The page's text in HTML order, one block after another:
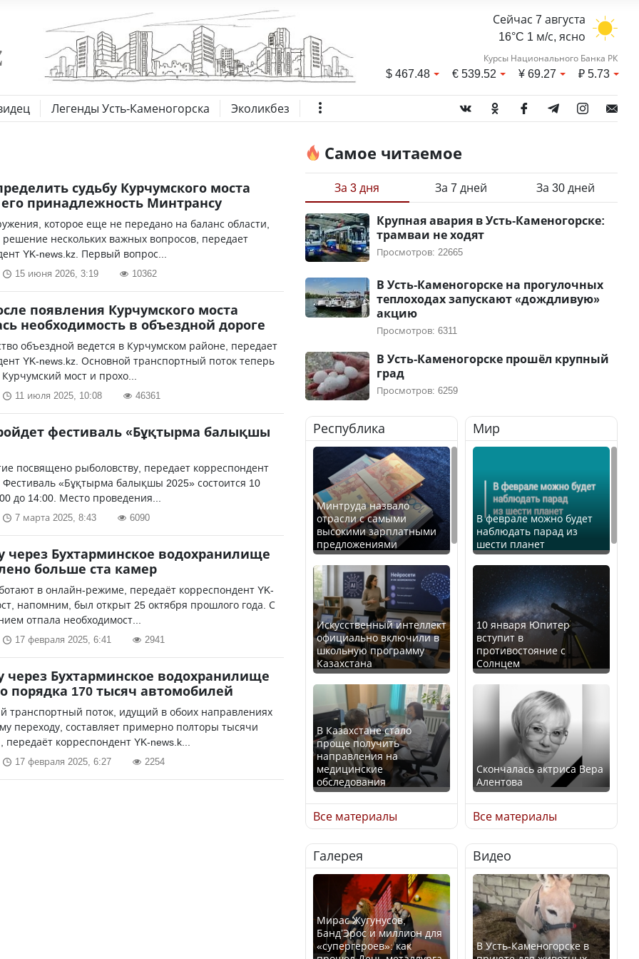
Сейчас 7 августа
16°C 1 м/с, ясно
Курсы Национального Банка РК
$467.48 €539.52 ¥69.27 ₽5.73
Легенды Усть-Каменогорска Эколикбез
судьбу Курчумского моста
принадлежность Минтрансу
которое еще не передано на баланс области,
решение нескольких важных вопросов, передает
YK-news.kz. Первый вопрос...
15 июня 2026, 3:19 10362
появления Курчумского моста
необходимость в объездной дороге
объездной ведется в Курчумском районе, передает
YK-news.kz. Основной транспортный поток теперь
мост и прохо...
11 июля 2025, 10:08 46361
фестиваль «Бұқтырма балықшы
посвящено рыболовству, передает корреспондент
Фестиваль «Бұқтырма балықшы 2025» состоится 10
до 14:00. Место проведения...
7 марта 2025, 8:43 6090
через Бухтарминское водохранилище
больше ста камер
в онлайн-режиме, передаёт корреспондент YK-
напомним, был открыт 25 октября прошлого года. С
отпала необходимост...
17 февраля 2025, 6:41 2941
через Бухтарминское водохранилище
порядка 170 тысяч автомобилей
транспортный поток, идущий в обоих направлениях
переходу, составляет примерно полторы тысячи
корреспондент YK-news.k...
17 февраля 2025, 6:27 2254
Самое читаемое
За 3 дня За 7 дней За 30 дней
Крупная авария в Усть-Каменогорске:
трамваи не ходят
Просмотров: 22665
В Усть-Каменогорске на прогулочных
теплоходах запускают «дождливую»
акцию
Просмотров: 6311
В Усть-Каменогорске прошёл крупный
град
Просмотров: 6259
Республика
Минтруда назвало
отрасли с самыми
высокими зарплатными
предложениями
Искусственный интеллект
официально включили в
школьную программу
Казахстана
В Казахстане стало
проще получить
направления на
медицинские
обследования
Қазақстан Орталық Азия
елдері арасында әл-ауқат
индексінде көш бастады
Все материалы
Мир
В феврале можно будет
наблюдать парад из
шести планет
10 января Юпитер
вступит в
противостояние с
Солнцем
Скончалась актриса Вера
Алентова
В РФ вынесен заочный
приговор по уголовному
делу об убийстве Игоря
Талькова
Все материалы
Галерея
Мирас Жугунусов,
Банд’Эрос и миллион для
«супергероев»: как
Видео
В Усть-Каменогорске в